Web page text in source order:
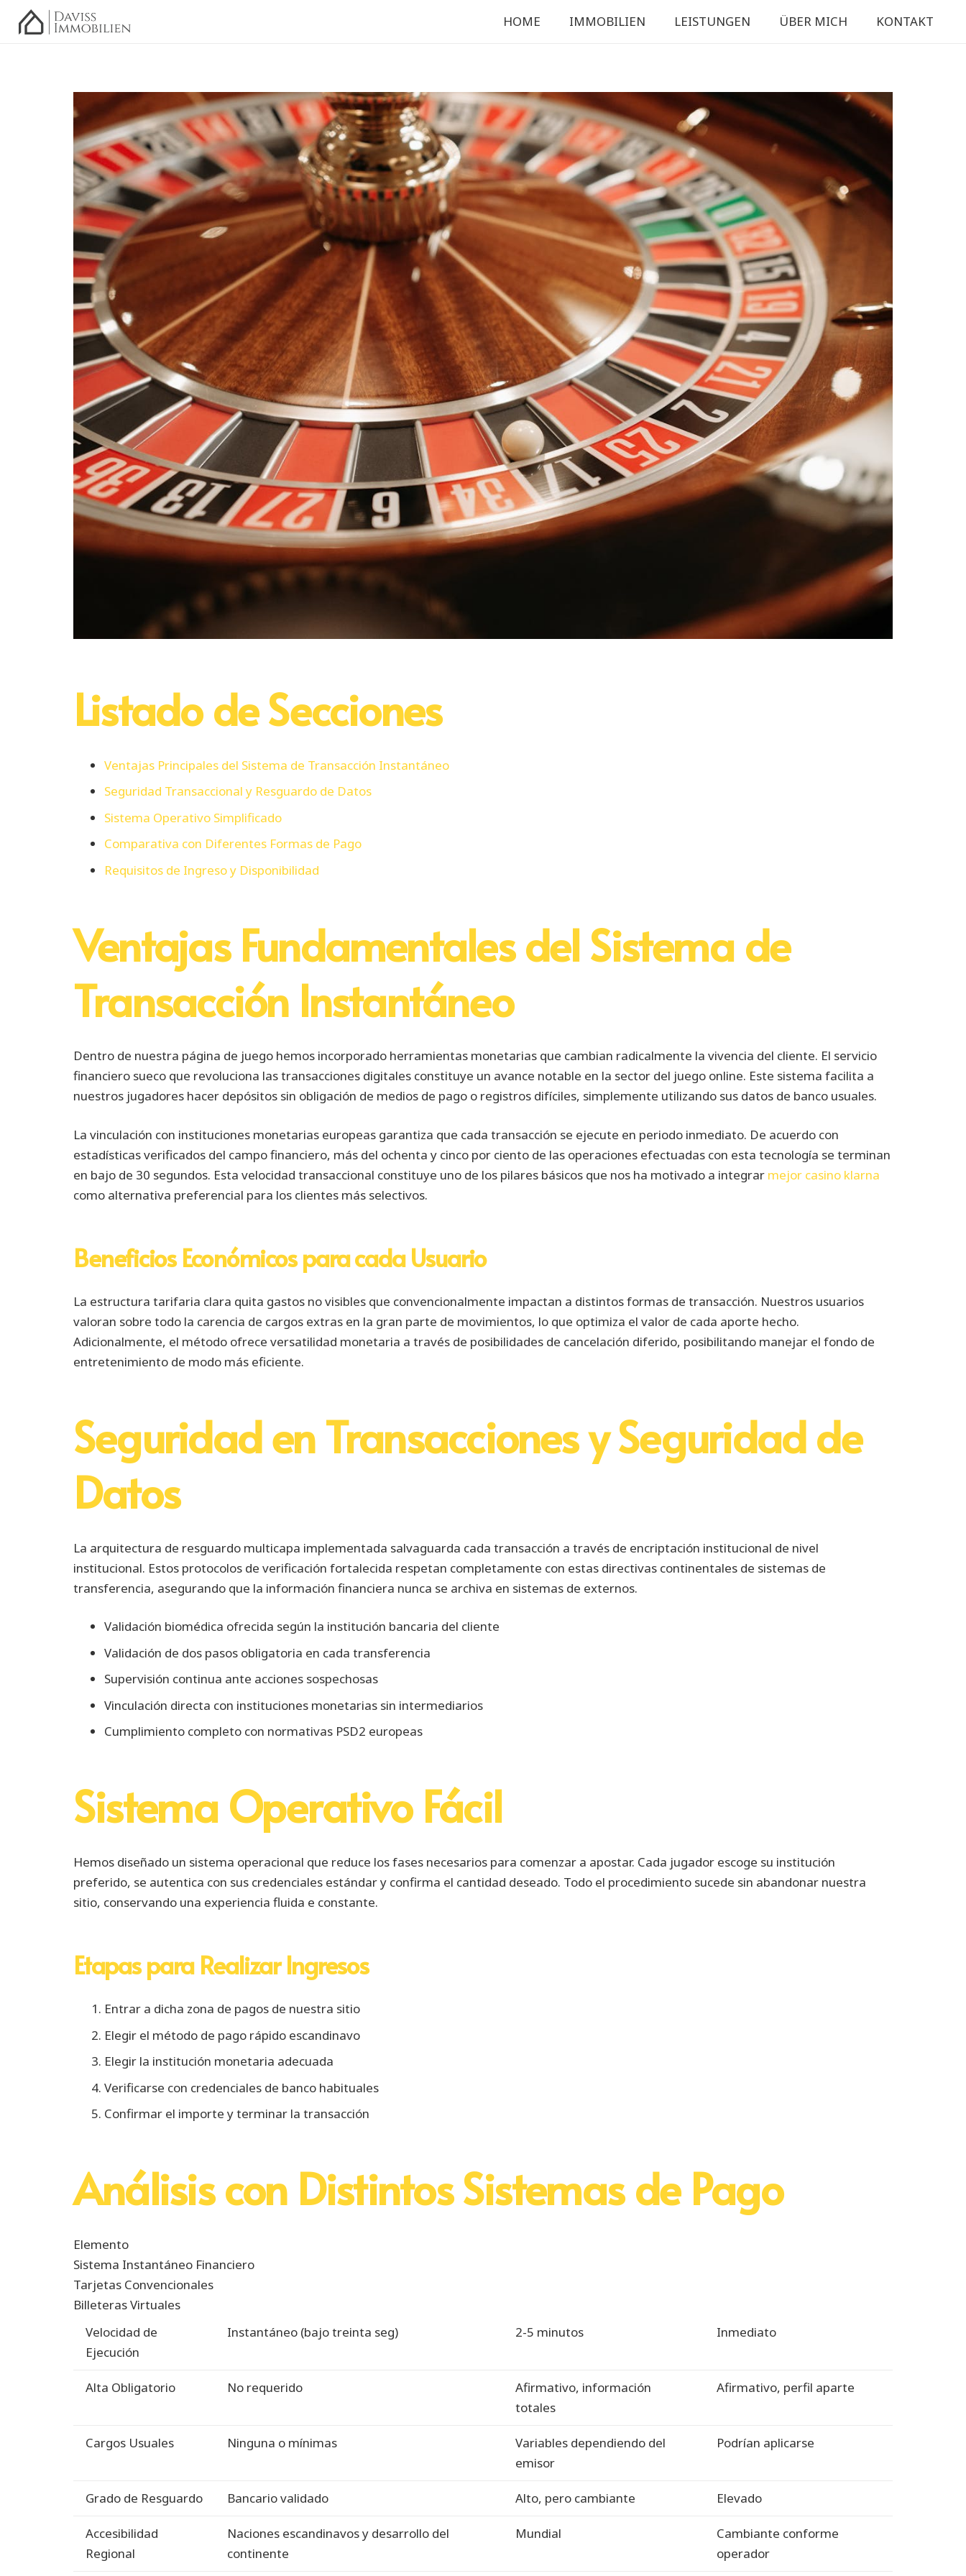
HOME IMMOBILIEN LEISTUNGEN ÜBER MICH KONTAKT
Listado de Secciones
Ventajas Principales del Sistema de Transacción Instantáneo
Seguridad Transaccional y Resguardo de Datos
Sistema Operativo Simplificado
Comparativa con Diferentes Formas de Pago
Requisitos de Ingreso y Disponibilidad
Ventajas Fundamentales del Sistema de
Transacción Instantáneo
Dentro de nuestra página de juego hemos incorporado herramientas monetarias que cambian radicalmente la vivencia del cliente. El servicio
financiero sueco que revoluciona las transacciones digitales constituye un avance notable en la sector del juego online. Este sistema facilita a
nuestros jugadores hacer depósitos sin obligación de medios de pago o registros difíciles, simplemente utilizando sus datos de banco usuales.
La vinculación con instituciones monetarias europeas garantiza que cada transacción se ejecute en periodo inmediato. De acuerdo con
estadísticas verificados del campo financiero, más del ochenta y cinco por ciento de las operaciones efectuadas con esta tecnología se terminan
en bajo de 30 segundos. Esta velocidad transaccional constituye uno de los pilares básicos que nos ha motivado a integrar mejor casino klarna
como alternativa preferencial para los clientes más selectivos.
Beneficios Económicos para cada Usuario
La estructura tarifaria clara quita gastos no visibles que convencionalmente impactan a distintos formas de transacción. Nuestros usuarios
valoran sobre todo la carencia de cargos extras en la gran parte de movimientos, lo que optimiza el valor de cada aporte hecho.
Adicionalmente, el método ofrece versatilidad monetaria a través de posibilidades de cancelación diferido, posibilitando manejar el fondo de
entretenimiento de modo más eficiente.
Seguridad en Transacciones y Seguridad de
Datos
La arquitectura de resguardo multicapa implementada salvaguarda cada transacción a través de encriptación institucional de nivel
institucional. Estos protocolos de verificación fortalecida respetan completamente con estas directivas continentales de sistemas de
transferencia, asegurando que la información financiera nunca se archiva en sistemas de externos.
Validación biomédica ofrecida según la institución bancaria del cliente
Validación de dos pasos obligatoria en cada transferencia
Supervisión continua ante acciones sospechosas
Vinculación directa con instituciones monetarias sin intermediarios
Cumplimiento completo con normativas PSD2 europeas
Sistema Operativo Fácil
Hemos diseñado un sistema operacional que reduce los fases necesarios para comenzar a apostar. Cada jugador escoge su institución
preferido, se autentica con sus credenciales estándar y confirma el cantidad deseado. Todo el procedimiento sucede sin abandonar nuestra
sitio, conservando una experiencia fluida e constante.
Etapas para Realizar Ingresos
Entrar a dicha zona de pagos de nuestra sitio
Elegir el método de pago rápido escandinavo
Elegir la institución monetaria adecuada
Verificarse con credenciales de banco habituales
Confirmar el importe y terminar la transacción
Análisis con Distintos Sistemas de Pago
Elemento
Sistema Instantáneo Financiero
Tarjetas Convencionales
Billeteras Virtuales
Velocidad de
Ejecución
Instantáneo (bajo treinta seg) 2-5 minutos Inmediato
Alta Obligatorio No requerido
Afirmativo, información
totales
Afirmativo, perfil aparte
Cargos Usuales Ninguna o mínimas
Variables dependiendo del
emisor
Podrían aplicarse
Grado de Resguardo Bancario validado Alto, pero cambiante Elevado
Accesibilidad
Regional
Naciones escandinavos y desarrollo del
continente
Mundial
Cambiante conforme
operador